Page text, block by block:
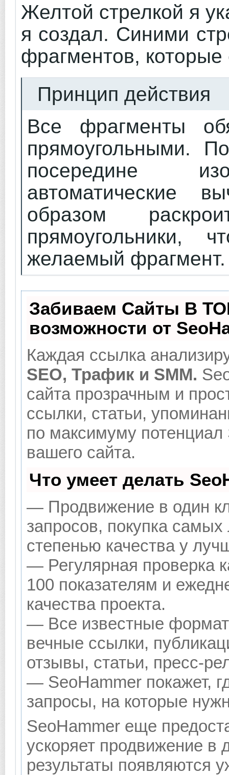
Желтой стрелкой я
я создал. Синими
фрагментов,
Принцип действия
Все фрагменты
прямоугольными.
посередине
автоматические
образом
прямоугольники,
желаемый
Забиваем Сайты В
возможности от
Каждая ссылка
SEO, Трафик и SMM.
сайта прозрачным и
ссылки, статьи,
по максимуму
вашего сайта.
Что умеет делать
— Продвижение в один
запросов, покупка
степенью качества у
— Регулярная проверка
100 показателям и
качества проекта.
— Все известные
вечные ссылки,
отзывы, статьи, пресс-
— SeoHammer покажет,
запросы, на которые
SeoHammer еще
ускоряет продвижение в
результаты появляются